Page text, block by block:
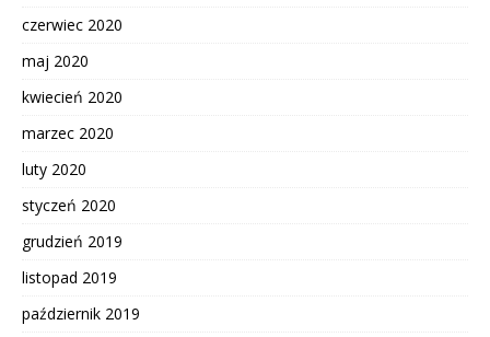
czerwiec 2020
maj 2020
kwiecień 2020
marzec 2020
luty 2020
styczeń 2020
grudzień 2019
listopad 2019
październik 2019